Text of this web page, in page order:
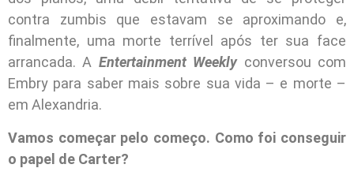
contra zumbis que estavam se aproximando e,
finalmente, uma morte terrível após ter sua face
arrancada. A Entertainment Weeklyconversou com
Embry para saber mais sobre sua vida – e morte –
em Alexandria.
Vamos começar pelo começo. Como foi conseguir
o papel de Carter?